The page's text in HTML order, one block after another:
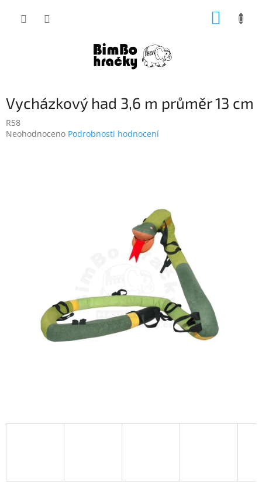
Vycházkový had 3,6 m průměr 13 cm
R58
Průměrné
Neohodnoceno Podrobnosti hodnocení